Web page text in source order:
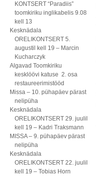
KONTSERT “Paradiis”
toomkiriku inglikabelis 9.08
kell 13
Kesknädala
ORELIKONTSERT 5.
augustil kell 19 – Marcin
Kucharczyk
Algavad Toomkiriku
kesklöövi katuse 2. osa
restaureerimistööd
Missa – 10. pühapäev pärast
nelipüha
Kesknädala
ORELIKONTSERT 29. juulil
kell 19 – Kadri Traksmann
MISSA – 9. pühapäev pärast
nelipüha
Kesknädala
ORELIKONTSERT 22. juulil
kell 19 – Tobias Horn